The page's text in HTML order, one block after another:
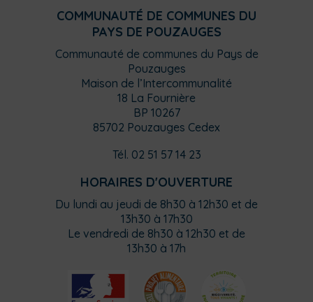
COMMUNAUTÉ DE COMMUNES DU
PAYS DE POUZAUGES
Communauté de communes du Pays de
Pouzauges
Maison de l’Intercommunalité
18 La Fournière
BP 10267
85702 Pouzauges Cedex
Tél. 02 51 57 14 23
HORAIRES D'OUVERTURE
Du lundi au jeudi de 8h30 à 12h30 et de
13h30 à 17h30
Le vendredi de 8h30 à 12h30 et de
13h30 à 17h